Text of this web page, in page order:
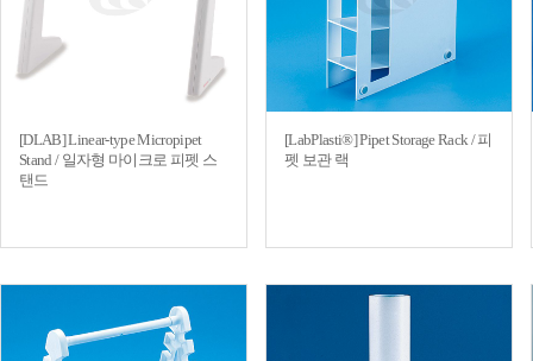
[DLAB] Linear-type Micropipet
Stand / 일자형 마이크로 피펫 스
탠드
[LabPlasti®] Pipet Storage Rack / 피
펫 보관 랙